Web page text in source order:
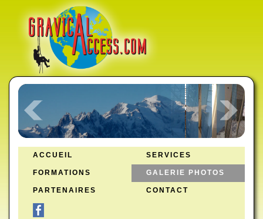
ACCUEIL SERVICES
FORMATIONS GALERIE PHOTOS
PARTENAIRES CONTACT